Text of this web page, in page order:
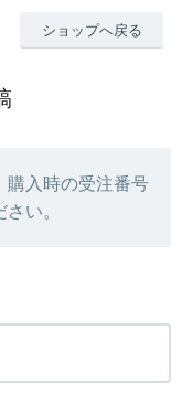
ショップへ戻る
購入時の受注番号
い。